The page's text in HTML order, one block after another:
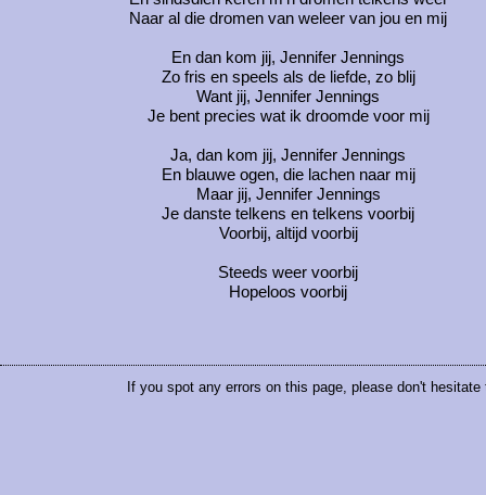
Naar al die dromen van weleer van jou en mij
En dan kom jij, Jennifer Jennings
Zo fris en speels als de liefde, zo blij
Want jij, Jennifer Jennings
Je bent precies wat ik droomde voor mij
Ja, dan kom jij, Jennifer Jennings
En blauwe ogen, die lachen naar mij
Maar jij, Jennifer Jennings
Je danste telkens en telkens voorbij
Voorbij, altijd voorbij
Steeds weer voorbij
Hopeloos voorbij
If you spot any errors on this page, please don't